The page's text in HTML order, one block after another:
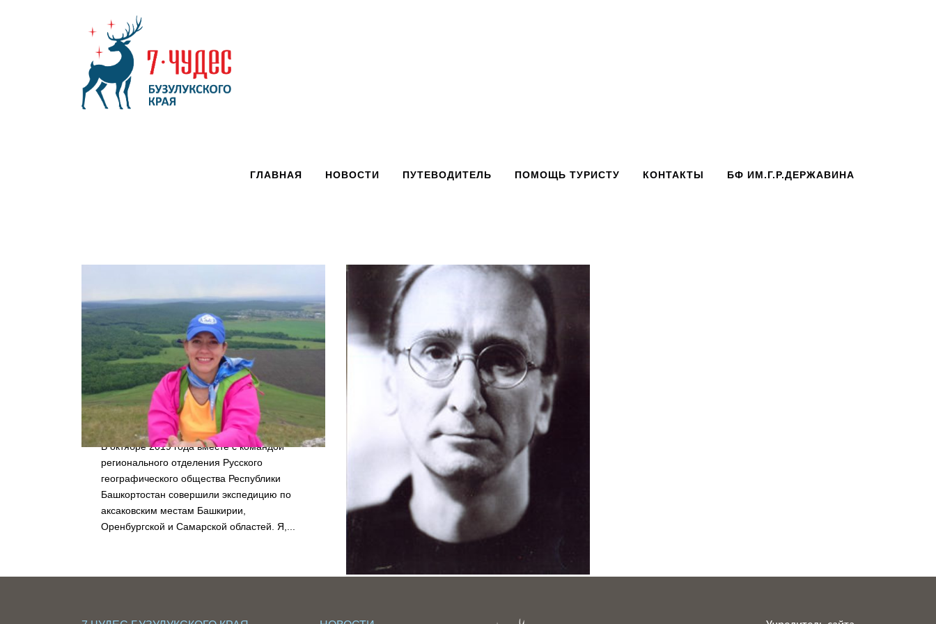
ГЛАВНАЯ НОВОСТИ ПУТЕВОДИТЕЛЬ ПОМОЩЬ ТУРИСТУ КОНТАКТЫ БФ ИМ.Г.Р.ДЕРЖАВИНА
КСЕНИЯ САЛАЗАНОВА, УФА
В октябре 2019 года вместе с командой
регионального отделения Русского
географического общества Республики
Башкортостан совершили экспедицию по
аксаковским местам Башкирии,
Оренбургской и Самарской областей. Я,...
СЕМЁНОВ К. Н.
Я – коренной москвич, историк по
образованию. Мой интерес к Бузулуку
объясняется просто: моя жена родилась в
этом городе и прожила там большую часть
жизни....